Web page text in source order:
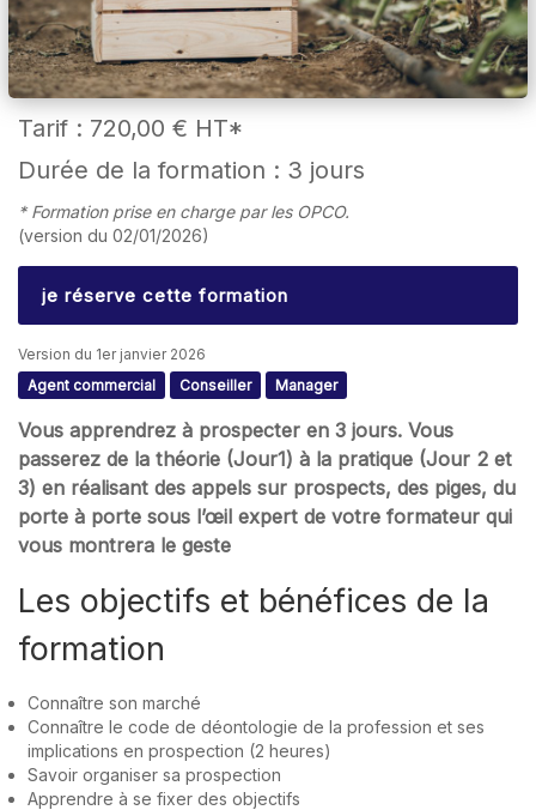
Tarif : 720,00 € HT*
Durée de la formation : 3 jours
* Formation prise en charge par les OPCO.
(version du 02/01/2026)
je réserve cette formation
Version du 1er janvier 2026
Agent commercial
Conseiller Manager
Vous apprendrez à prospecter en 3 jours. Vous
passerez de la théorie (Jour1) à la pratique (Jour 2 et
3) en réalisant des appels sur prospects, des piges, du
porte à porte sous l’œil expert de votre formateur qui
vous montrera le geste
Les objectifs et bénéfices de la
formation
Connaître son marché
Connaître le code de déontologie de la profession et ses
implications en prospection (2 heures)
Savoir organiser sa prospection
Apprendre à se fixer des objectifs